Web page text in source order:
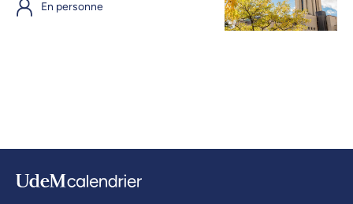
En personne